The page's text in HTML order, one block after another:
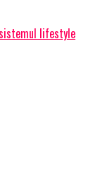
lifestyle